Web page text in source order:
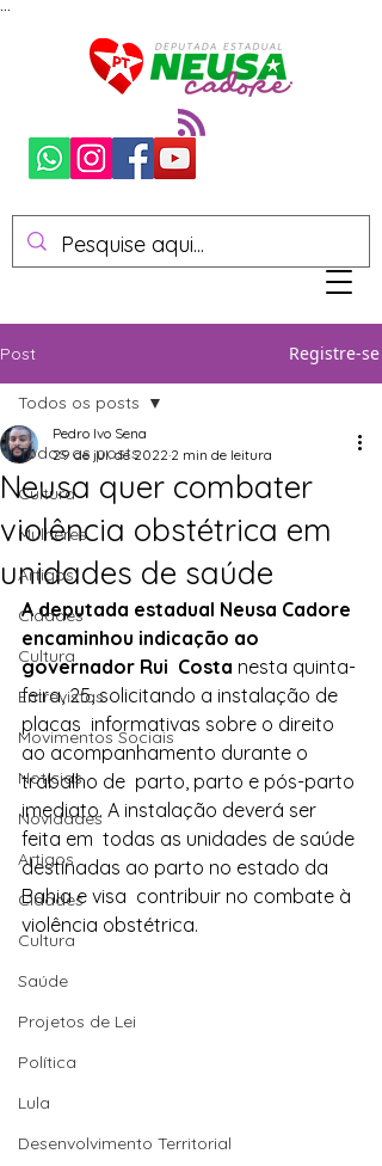
Post Registre-se
Todos os posts
Cultura
Mulheres
Artigos
Cidades
Cultura
Entrevistas
Movimentos Sociais
Notícias
Novidades
Artigos
Cidades
Cultura
Saúde
Projetos de Lei
Política
Lula
Desenvolvimento Territorial
Todos os posts
Neusa quer combater
violência obstétrica em
unidades de saúde
Pedro Ivo Sena
29 de jul. de 2022 2 min de leitura
A deputada estadual Neusa Cadore
encaminhou indicação ao
governador Rui  Costa nesta quinta-
feira, 25, solicitando a instalação de
placas  informativas sobre o direito
ao acompanhamento durante o
trabalho de  parto, parto e pós-parto
imediato. A instalação deverá ser
feita em  todas as unidades de saúde
destinadas ao parto no estado da
Bahia e visa  contribuir no combate à
violência obstétrica.